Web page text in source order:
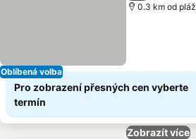
Oblíbená volba
0.3 km od
Pro zobrazení přesných cen vyberte
termín
Zobrazít více